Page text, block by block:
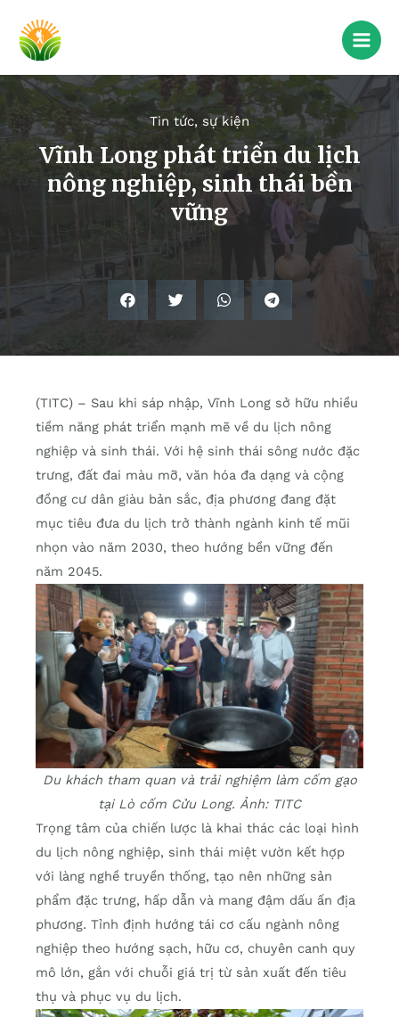
Tin tức, sự kiện
Vĩnh Long phát triển du lịch
nông nghiệp, sinh thái bền
vững
(TITC) – Sau khi sáp nhập, Vĩnh Long sở hữu nhiều
tiềm năng phát triển mạnh mẽ về du lịch nông
nghiệp và sinh thái. Với hệ sinh thái sông nước đặc
trưng, đất đai màu mỡ, văn hóa đa dạng và cộng
đồng cư dân giàu bản sắc, địa phương đang đặt
mục tiêu đưa du lịch trở thành ngành kinh tế mũi
nhọn vào năm 2030, theo hướng bền vững đến
năm 2045.
Du khách tham quan và trải nghiệm làm cốm gạo
tại Lò cốm Cửu Long. Ảnh: TITC
Trọng tâm của chiến lược là khai thác các loại hình
du lịch nông nghiệp, sinh thái miệt vườn kết hợp
với làng nghề truyền thống, tạo nên những sản
phẩm đặc trưng, hấp dẫn và mang đậm dấu ấn địa
phương. Tỉnh định hướng tái cơ cấu ngành nông
nghiệp theo hướng sạch, hữu cơ, chuyên canh quy
mô lớn, gắn với chuỗi giá trị từ sản xuất đến tiêu
thụ và phục vụ du lịch.